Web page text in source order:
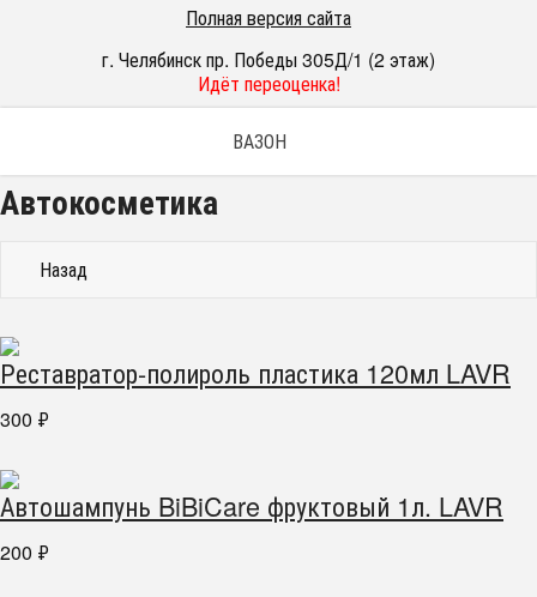
Полная версия сайта
г. Челябинск пр. Победы 305Д/1 (2 этаж)
Идёт переоценка!
ВАЗОН
Автокосметика
Назад
Реставратор-полироль пластика 120мл LAVR
300 ₽
Автошампунь BiBiCare фруктовый 1л. LAVR
200 ₽